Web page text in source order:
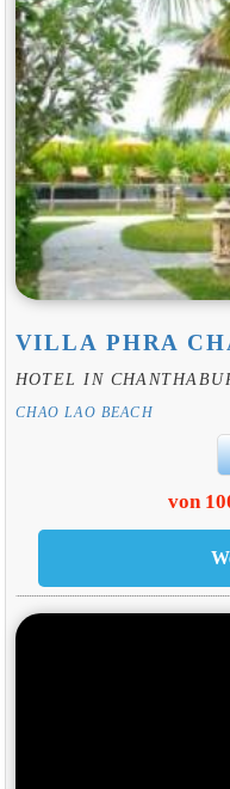
VILLA PHRA
HOTEL IN
CHAO LAO BEACH
von